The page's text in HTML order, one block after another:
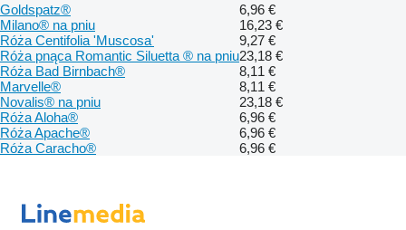
Goldspatz®
6,96 €
Milano® na pniu
16,23 €
Róża Centifolia 'Muscosa'
9,27 €
Róża pnąca Romantic Siluetta ® na pniu23,18 €
Róża Bad Birnbach®
8,11 €
Marvelle®
8,11 €
Novalis® na pniu
23,18 €
Róża Aloha®
6,96 €
Róża Apache®
6,96 €
Róża Caracho®
6,96 €